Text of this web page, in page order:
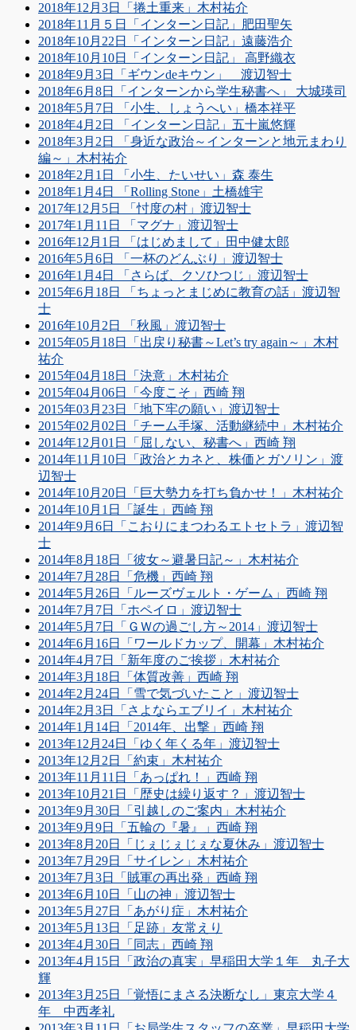
2018年12月3日「捲土重来」木村祐介
2018年11月５日「インターン日記」肥田聖矢
2018年10月22日「インターン日記」遠藤浩介
2018年10月10日「インターン日記」 高野織衣
2018年9月3日「ギウンdeキウン」 渡辺智士
2018年6月8日「インターンから学生秘書へ」 大城瑛司
2018年5月7日 「小生、しょうへい」橋本祥平
2018年4月2日 「インターン日記」五十嵐悠輝
2018年3月2日 「身近な政治～インターンと地元まわり
編～」木村祐介
2018年2月1日 「小生、たいせい」森 泰生
2018年1月4日 「Rolling Stone」土橋雄宇
2017年12月5日 「忖度の村」渡辺智士
2017年1月11日 「マグナ」渡辺智士
2016年12月1日 「はじめまして」田中健太郎
2016年5月6日 「一杯のどんぶり」渡辺智士
2016年1月4日 「さらば、クソひつじ」渡辺智士
2015年6月18日 「ちょっとまじめに教育の話」渡辺智
士
2016年10月2日 「秋風」渡辺智士
2015年05月18日「出戻り秘書～Let’s try again～」木村
祐介
2015年04月18日「決意」木村祐介
2015年04月06日「今度こそ」西崎 翔
2015年03月23日「地下牢の願い」渡辺智士
2015年02月02日「チーム手塚、活動継続中」木村祐介
2014年12月01日「屈しない、秘書へ」西崎 翔
2014年11月10日「政治とカネと、株価とガソリン」渡
辺智士
2014年10月20日「巨大勢力を打ち負かせ！」木村祐介
2014年10月1日「誕生」西崎 翔
2014年9月6日「こおりにまつわるエトセトラ」渡辺智
士
2014年8月18日「彼女～避暑日記～」木村祐介
2014年7月28日「危機」西崎 翔
2014年5月26日「ルーズヴェルト・ゲーム」西崎 翔
2014年7月7日「ホペイロ」渡辺智士
2014年5月7日「ＧＷの過ごし方～2014」渡辺智士
2014年6月16日「ワールドカップ、開幕」木村祐介
2014年4月7日「新年度のご挨拶」木村祐介
2014年3月18日「体質改善」西崎 翔
2014年2月24日「雪で気づいたこと」渡辺智士
2014年2月3日「さよならエブリイ」木村祐介
2014年1月14日「2014年、出撃」西崎 翔
2013年12月24日「ゆく年くる年」渡辺智士
2013年12月2日「約束」木村祐介
2013年11月11日「あっぱれ！」西崎 翔
2013年10月21日「歴史は繰り返す？」渡辺智士
2013年9月30日「引越しのご案内」木村祐介
2013年9月9日「五輪の『暑』」西崎 翔
2013年8月20日「じぇじぇじぇな夏休み」渡辺智士
2013年7月29日「サイレン」木村祐介
2013年7月3日「賊軍の再出発」西崎 翔
2013年6月10日「山の神」渡辺智士
2013年5月27日「あがり症」木村祐介
2013年5月13日「足跡」友常えり
2013年4月30日「同志」西崎 翔
2013年4月15日「政治の真実」早稲田大学１年 丸子大
輝
2013年3月25日「覚悟にまさる決断なし」東京大学４
年 中西孝礼